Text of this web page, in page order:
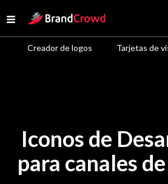
Open menu
Site Logo
Creador de logos Tarjetas de
Iconos de
para canales